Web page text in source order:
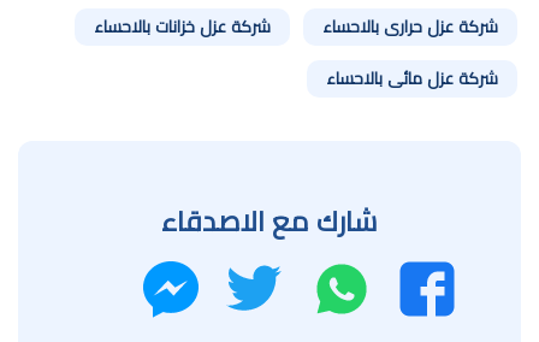
شركة عزل حرارى بالاحساء شركة عزل خزانات بالاحساء
شركة عزل مائى بالاحساء
شارك مع الاصدقاء
فيسبوك
واتساب تويتر